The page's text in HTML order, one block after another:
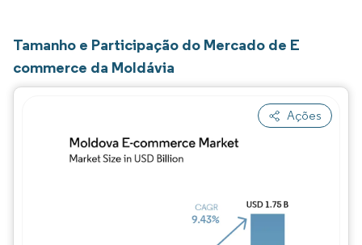
Tamanho e Participação do Mercado de E
commerce da Moldávia
Ações